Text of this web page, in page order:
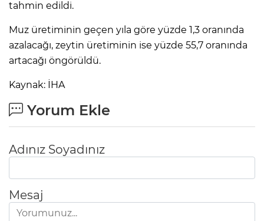
tahmin edildi.
Muz üretiminin geçen yıla göre yüzde 1,3 oranında
azalacağı, zeytin üretiminin ise yüzde 55,7 oranında
artacağı öngörüldü.
Kaynak: İHA
Yorum Ekle
Adınız Soyadınız
Mesaj